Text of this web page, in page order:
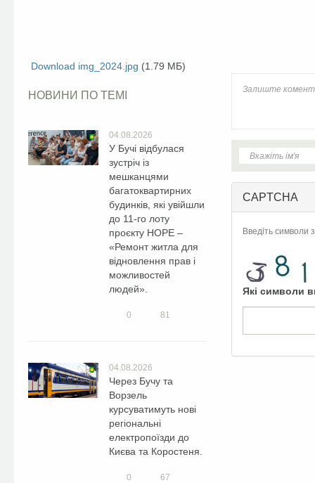
Download img_2024.jpg (1.79 МБ)
НОВИНИ ПО ТЕМІ
04.08.2026
У Бучі відбулася
зустріч із
мешканцями
багатоквартирних
будинків, які увійшли
до 11-го лоту
проєкту HOPE –
«Ремонт житла для
відновлення прав і
можливостей
людей».
0 81
04.08.2026
Через Бучу та
Ворзель
курсуватимуть нові
регіональні
електропоїзди до
Києва та Коростеня.
0 67
CAPTCHA
Введіть символи
Які символи